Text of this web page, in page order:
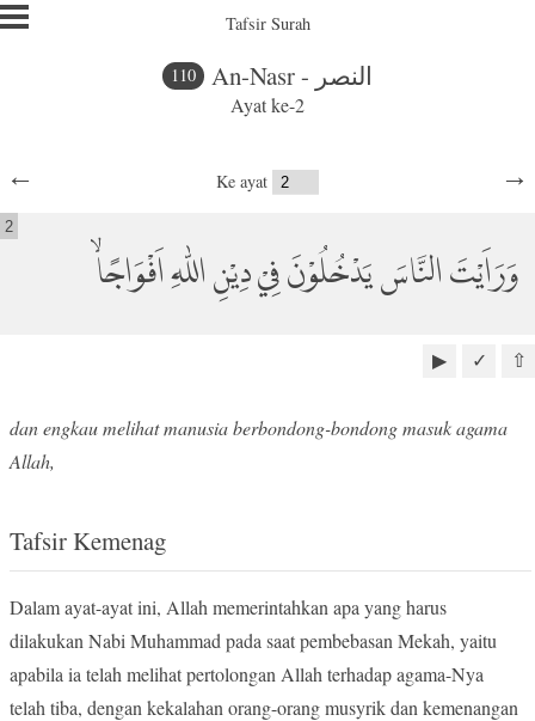
Tafsir Surah
110 An-Nasr - النصر
Ayat ke-2
← →
Ke ayat
وَرَاَيْتَ النَّاسَ يَدْخُلُوْنَ فِيْ دِيْنِ اللّٰهِ اَفْوَاجًاۙ
2
⇧
✓
▶
dan engkau melihat manusia berbondong-bondong masuk agama
Allah,
Tafsir Kemenag
Dalam ayat-ayat ini, Allah memerintahkan apa yang harus
dilakukan Nabi Muhammad pada saat pembebasan Mekah, yaitu
apabila ia telah melihat pertolongan Allah terhadap agama-Nya
telah tiba, dengan kekalahan orang-orang musyrik dan kemenangan